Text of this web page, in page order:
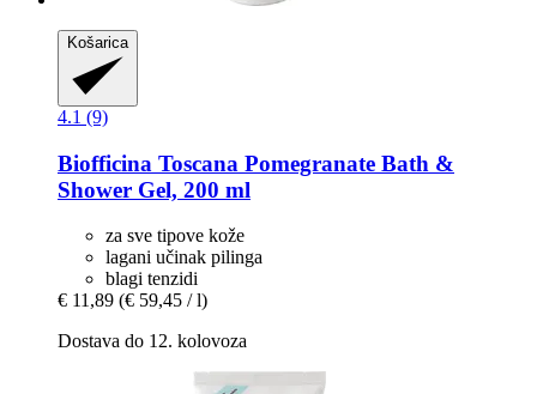
Košarica
4.1 (9)
Biofficina Toscana Pomegranate Bath &
Shower Gel, 200 ml
za sve tipove kože
lagani učinak pilinga
blagi tenzidi
€ 11,89 (€ 59,45 / l)
Dostava do 12. kolovoza